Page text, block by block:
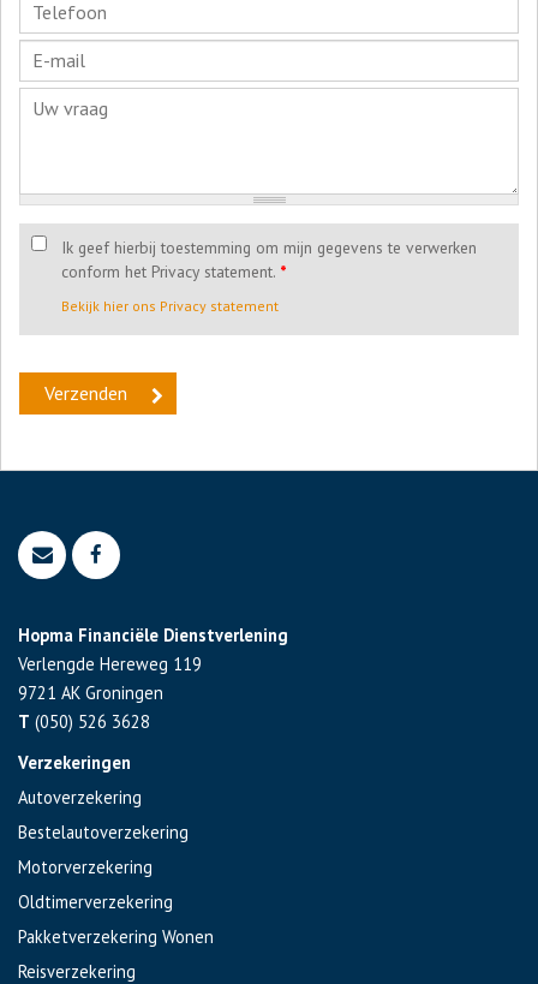
Ik geef hierbij toestemming om mijn gegevens te verwerken
conform het Privacy statement. *
Bekijk hier ons Privacy statement
Hopma Financiële Dienstverlening
Verlengde Hereweg 119
9721 AK Groningen
T (050) 526 3628
Verzekeringen
Autoverzekering
Bestelautoverzekering
Motorverzekering
Oldtimerverzekering
Pakketverzekering Wonen
Reisverzekering